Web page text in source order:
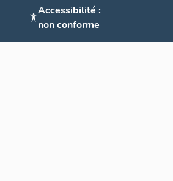
Accessibilité :
non conforme